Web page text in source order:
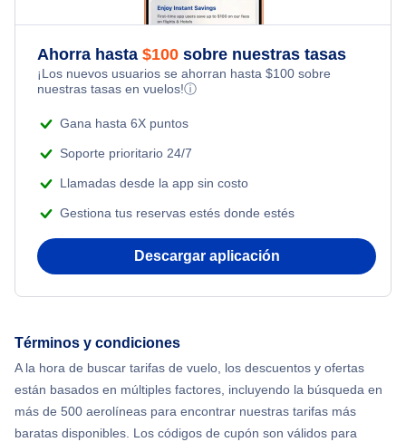
Ahorra hasta $100 sobre nuestras tasas
¡Los nuevos usuarios se ahorran hasta $100 sobre
nuestras tasas en vuelos!ⓘ
Gana hasta 6X puntos
Soporte prioritario 24/7
Llamadas desde la app sin costo
Gestiona tus reservas estés donde estés
Descargar aplicación
Términos y condiciones
A la hora de buscar tarifas de vuelo, los descuentos y ofertas
están basados en múltiples factores, incluyendo la búsqueda en
más de 500 aerolíneas para encontrar nuestras tarifas más
baratas disponibles. Los códigos de cupón son válidos para